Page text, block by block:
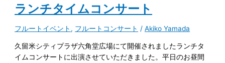
ランチタイムコンサート
フルートイベント , フルートコンサート /Akiko Yamada
久留米シティプラザ六角堂広場にて開催されましたランチタ
イムコンサートに出演させていただきました。平日のお昼間